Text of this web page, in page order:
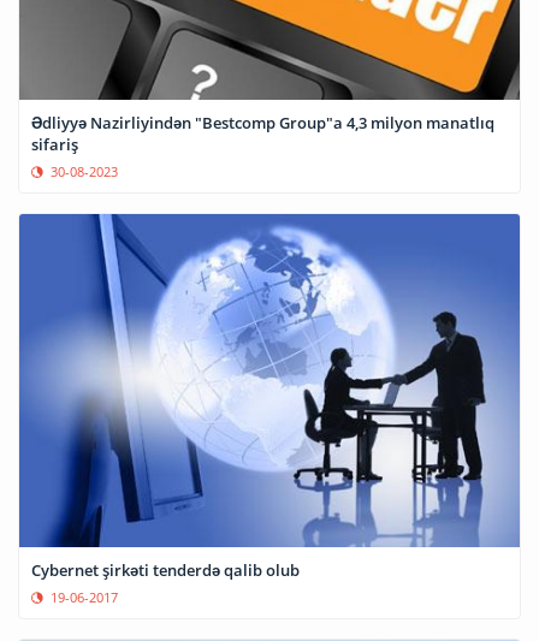
Ədliyyə Nazirliyindən "Bestcomp Group"a 4,3 milyon manatlıq
sifariş
30-08-2023
Cybernet şirkəti tenderdə qalib olub
19-06-2017